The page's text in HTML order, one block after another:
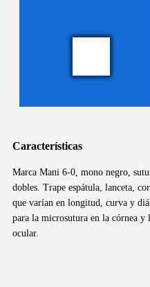
Características
Marca Mani 6-0, mono negro,
dobles. Trape espátula, lanceta,
que varían en longitud, curva y
para la microsutura en la córnea
ocular.